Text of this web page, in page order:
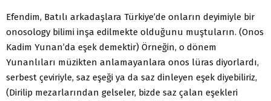
Efendim, Batılı arkadaşlara Türkiye’de onların deyimiyle bir
onosology bilimi inşa edilmekte olduğunu muştuların. (Onos
Kadim Yunan’da eşek demektir) Örneğin, o dönem
Yunanlıları müzikten anlamayanlara onos lüras diyorlardı,
serbest çeviriyle, saz eşeği ya da saz dinleyen eşek diyebiliriz,
(Dirilip mezarlarından gelseler, bizde saz çalan eşekleri